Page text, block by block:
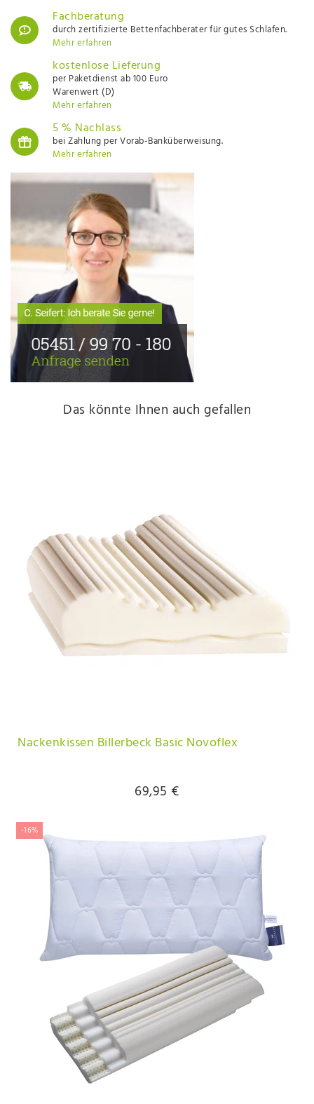
Fachberatung
durch zertifizierte Bettenfachberater für gutes Schlafen.
Mehr erfahren
kostenlose Lieferung
per Paketdienst ab 100 Euro
Warenwert (D)
Mehr erfahren
5 % Nachlass
bei Zahlung per Vorab-Banküberweisung.
Mehr erfahren
Das könnte Ihnen auch gefallen
Nackenkissen Billerbeck Basic Novoflex
69,95 €
-16%